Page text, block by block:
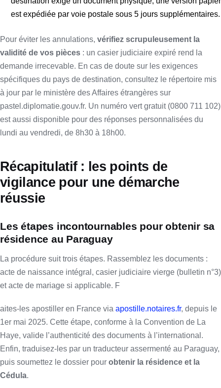
est expédiée par voie postale sous 5 jours supplémentaires.
Pour éviter les annulations, vérifiez scrupuleusement la
validité de vos pièces : un casier judiciaire expiré rend la
demande irrecevable. En cas de doute sur les exigences
spécifiques du pays de destination, consultez le répertoire mis
à jour par le ministère des Affaires étrangères sur
pastel.diplomatie.gouv.fr. Un numéro vert gratuit (0800 711 102)
est aussi disponible pour des réponses personnalisées du
lundi au vendredi, de 8h30 à 18h00.
Récapitulatif : les points de
vigilance pour une démarche
réussie
Les étapes incontournables pour obtenir sa
résidence au Paraguay
La procédure suit trois étapes. Rassemblez les documents :
acte de naissance intégral, casier judiciaire vierge (bulletin n°3)
et acte de mariage si applicable. F
aites-les apostiller en France via apostille.notaires.fr, depuis le
1er mai 2025. Cette étape, conforme à la Convention de La
Haye, valide l’authenticité des documents à l’international.
Enfin, traduisez-les par un traducteur assermenté au Paraguay,
puis soumettez le dossier pour obtenir la résidence et la
Cédula.